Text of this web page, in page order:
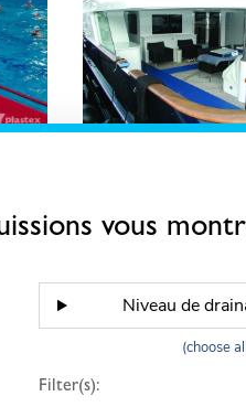
Allées pour
nus
vous
Niveau de
(choose
Filter(s):